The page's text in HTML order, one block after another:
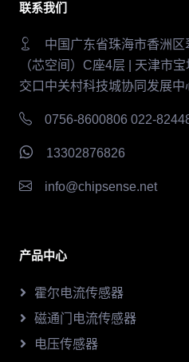
联系我们
中国广东省珠海市香洲区
（芯空间）C座4层 | 天津市
交口中关村科技城协同发展中
0756-8600806 022-
13302876826
info@chipsense.net
产品中心
霍尔电流传感器
磁通门电流传感器
电压传感器